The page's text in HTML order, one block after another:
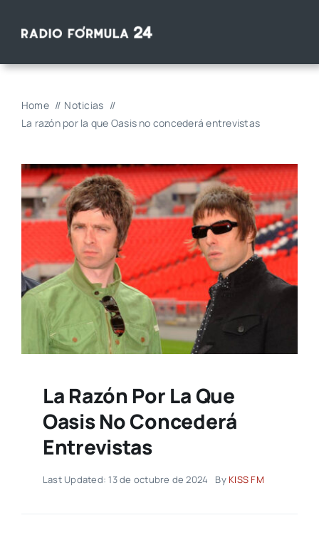
Home
Noticias
La razón por la que Oasis no concederá entrevistas
La Razón Por La Que
Oasis No Concederá
Entrevistas
Last Updated: 13 de octubre de 2024 By KISS FM